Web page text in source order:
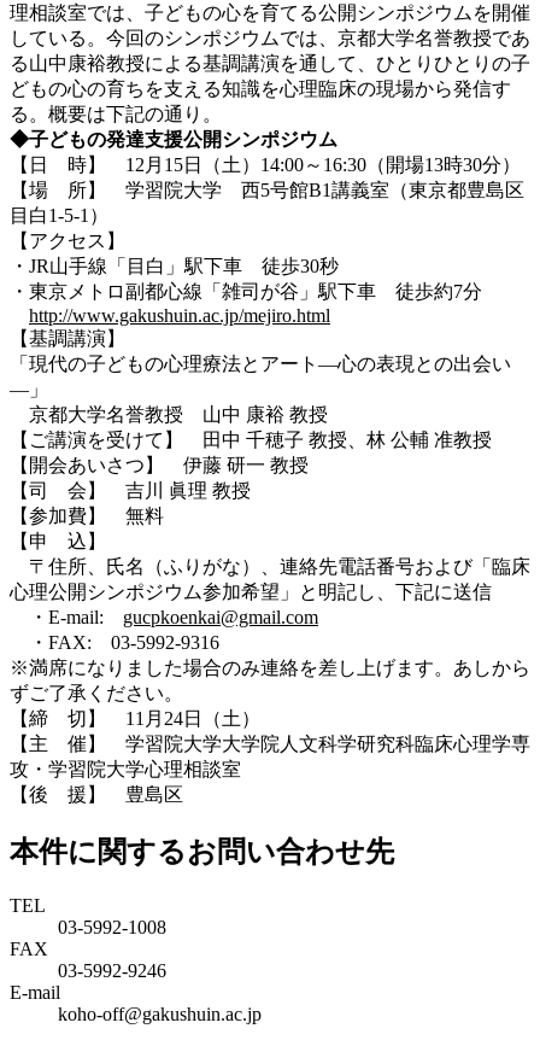
理相談室では、子どもの心を育てる公開シンポジウムを開催
している。今回のシンポジウムでは、京都大学名誉教授であ
る山中康裕教授による基調講演を通して、ひとりひとりの子
どもの心の育ちを支える知識を心理臨床の現場から発信す
る。概要は下記の通り。
◆子どもの発達支援公開シンポジウム
【日 時】 12月15日（土）14:00～16:30（開場13時30分）
【場 所】 学習院大学 西5号館B1講義室（東京都豊島区
目白1-5-1）
【アクセス】
・JR山手線「目白」駅下車 徒歩30秒
・東京メトロ副都心線「雑司が谷」駅下車 徒歩約7分
http://www.gakushuin.ac.jp/mejiro.html
【基調講演】
「現代の子どもの心理療法とアート―心の表現との出会い
―」
京都大学名誉教授 山中 康裕 教授
【ご講演を受けて】 田中 千穂子 教授、林 公輔 准教授
【開会あいさつ】 伊藤 研一 教授
【司 会】 吉川 眞理 教授
【参加費】 無料
【申 込】
〒住所、氏名（ふりがな）、連絡先電話番号および「臨床
心理公開シンポジウム参加希望」と明記し、下記に送信
・E-mail: gucpkoenkai@gmail.com
・FAX: 03-5992-9316
※満席になりました場合のみ連絡を差し上げます。あしから
ずご了承ください。
【締 切】 11月24日（土）
【主 催】 学習院大学大学院人文科学研究科臨床心理学専
攻・学習院大学心理相談室
【後 援】 豊島区
本件に関するお問い合わせ先
TEL
03-5992-1008
FAX
03-5992-9246
E-mail
koho-off@gakushuin.ac.jp